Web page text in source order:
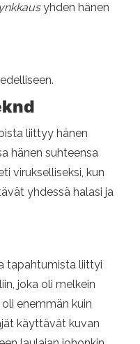
yhden hänen
liittyy hänen
hänen suhteensa
virukselliseksi, kun
yhdessä halasi ja
tapahtumista liittyi
joka oli melkein
enemmän kuin
käyttävät kuvan